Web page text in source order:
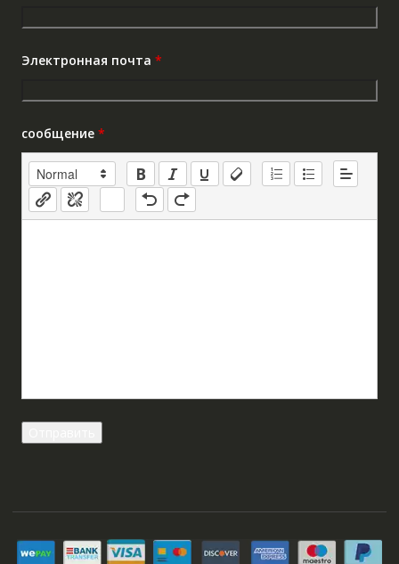
Электронная почта *
сообщение *